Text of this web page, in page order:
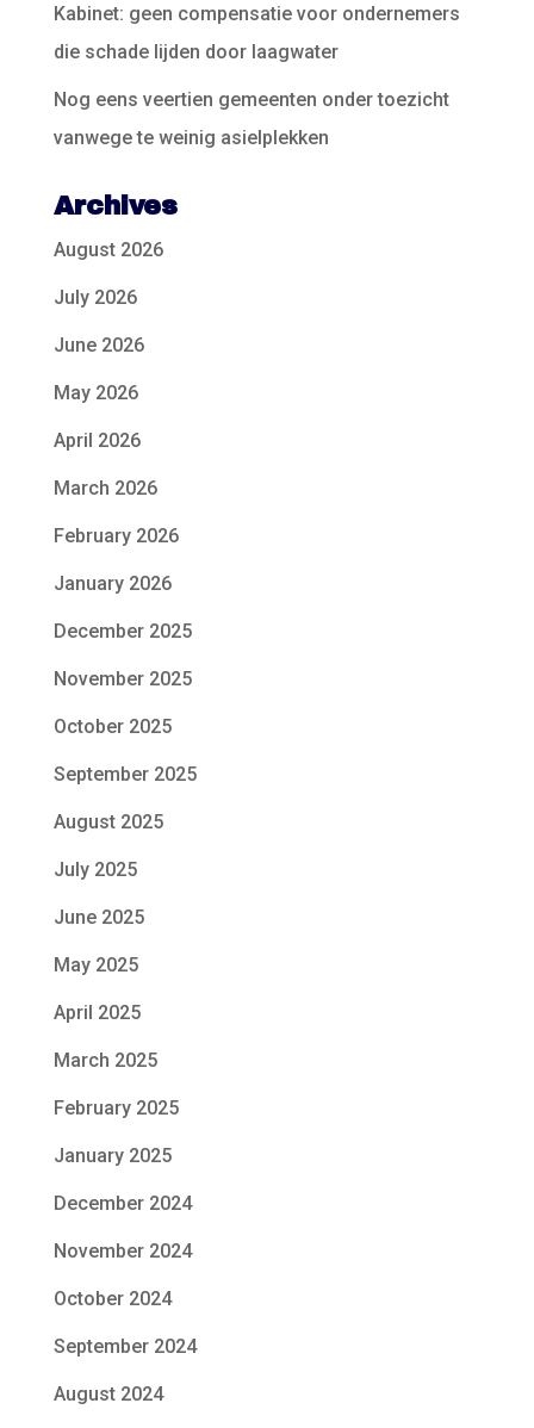
Kabinet: geen compensatie voor ondernemers
die schade lijden door laagwater
Nog eens veertien gemeenten onder toezicht
vanwege te weinig asielplekken
Archives
August 2026
July 2026
June 2026
May 2026
April 2026
March 2026
February 2026
January 2026
December 2025
November 2025
October 2025
September 2025
August 2025
July 2025
June 2025
May 2025
April 2025
March 2025
February 2025
January 2025
December 2024
November 2024
October 2024
September 2024
August 2024